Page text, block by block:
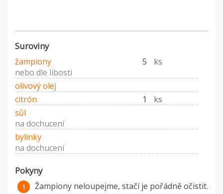
Suroviny
žampiony 5
ks
nebo dle libosti
olivový olej
citrón
1
ks
sůl
na dochucení
bylinky
na dochucení
Pokyny
Žampiony neloupejme, stačí je pořádně očistit.